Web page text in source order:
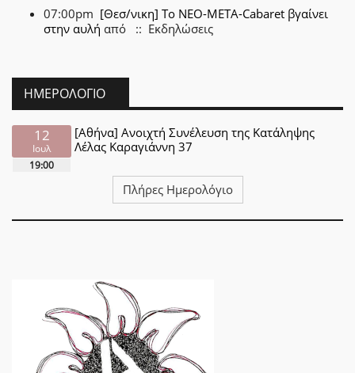
07:00pm [Θεσ/νικη] Το ΝΕΟ-ΜΕΤΑ-Cabaret βγαίνει
στην αυλή από :: Εκδηλώσεις
ΗΜΕΡΟΛΌΓΙΟ
12
Ιουλ
19:00
[Αθήνα] Ανοιχτή Συνέλευση της Κατάληψης
Λέλας Καραγιάννη 37
Πλήρες Ημερολόγιο